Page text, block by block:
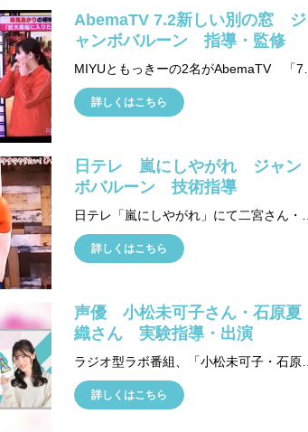
AbemaTV 7.2新しい別の窓 ジ
ャンボバルーン 指導・監修
詳しくはこちら
日テレ 嵐にしやがれ ジャン
ボバルーン 技術指導
詳しくはこちら
声優 小松未可子さん・石原夏
織さん 実験指導・出演
ラジオ型ラボ番組、「小松未可子・石原夏織のFUN'S PROJECT LAB」に江古田博士が出演。 人気声優の小松未可子さん、石原夏織さん、久保ユリカさん、石原夏織さんたちと一緒に自転車発電や液体窒素実験を行いました。
詳しくはこちら